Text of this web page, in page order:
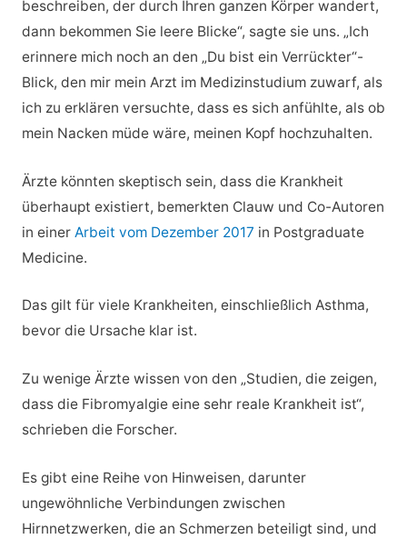
beschreiben, der durch Ihren ganzen Körper wandert,
dann bekommen Sie leere Blicke“, sagte sie uns. „Ich
erinnere mich noch an den „Du bist ein Verrückter“-
Blick, den mir mein Arzt im Medizinstudium zuwarf, als
ich zu erklären versuchte, dass es sich anfühlte, als ob
mein Nacken müde wäre, meinen Kopf hochzuhalten.
Ärzte könnten skeptisch sein, dass die Krankheit
überhaupt existiert, bemerkten Clauw und Co-Autoren
in einer Arbeit vom Dezember 2017 in Postgraduate
Medicine.
Das gilt für viele Krankheiten, einschließlich Asthma,
bevor die Ursache klar ist.
Zu wenige Ärzte wissen von den „Studien, die zeigen,
dass die Fibromyalgie eine sehr reale Krankheit ist“,
schrieben die Forscher.
Es gibt eine Reihe von Hinweisen, darunter
ungewöhnliche Verbindungen zwischen
Hirnnetzwerken, die an Schmerzen beteiligt sind, und